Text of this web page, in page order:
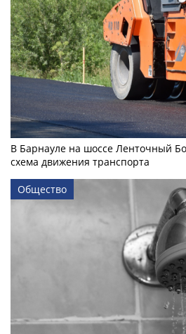
В Барнауле на шоссе Ленточный
схема движения транспорта
Общество